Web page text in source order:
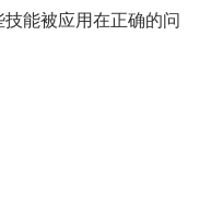
能被应用在正确的问